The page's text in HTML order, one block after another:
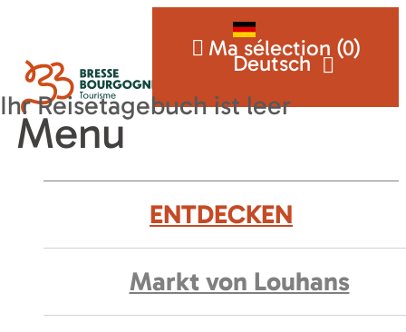
Deutsch
Ma sélection (0)
Menu
ENTDECKEN
Markt von Louhans